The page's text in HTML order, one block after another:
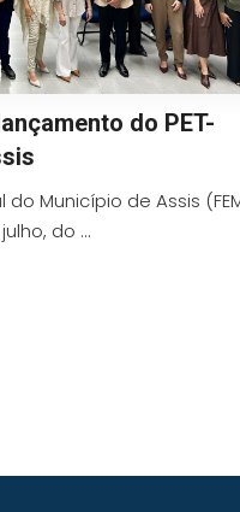
do PET-
Município de Assis
do ...